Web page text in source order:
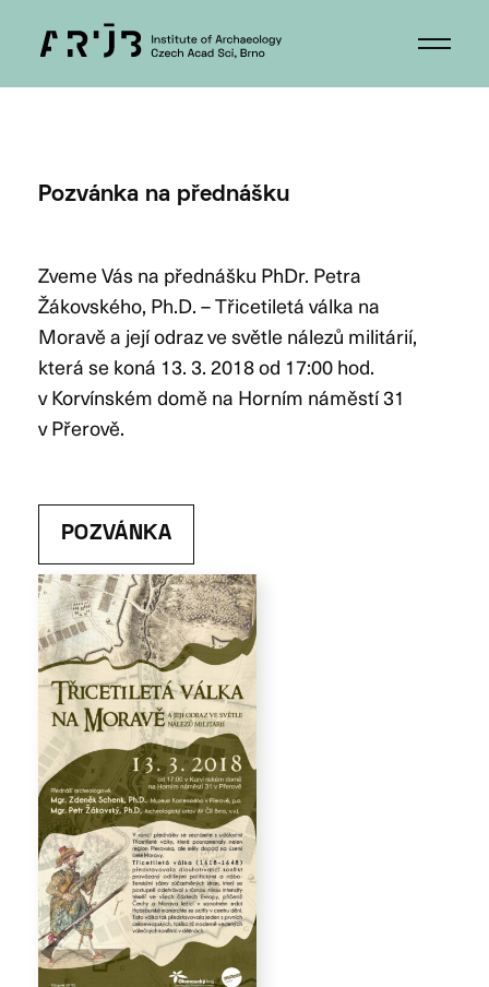
Pozvánka na přednášku
Zveme Vás na přednášku PhDr. Petra
Žákovského, Ph.D. – Třicetiletá válka na
Moravě a její odraz ve světle nálezů militárií,
která se koná 13. 3. 2018 od 17:00 hod.
v Korvínském domě na Horním náměstí 31
v Přerově.
POZVÁNKA